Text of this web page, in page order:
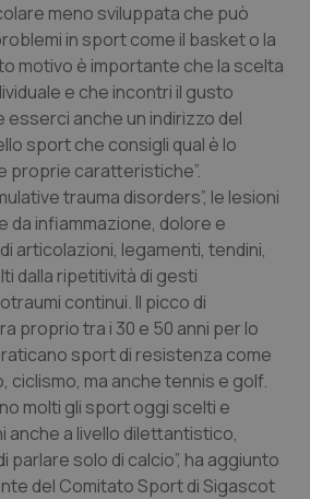
& patologie neurodegenerative
meno sviluppata che può
in sport come il basket o la
motivo è importante che la scelta
e che incontri il gusto
esserci anche un indirizzo del
sport che consigli qual è lo
proprie caratteristiche”.
trauma disorders”, le lesioni
infiammazione, dolore e
articolazioni, legamenti, tendini,
dalla ripetitività di gesti
continui. Il picco di
proprio tra i 30 e 50 anni per lo
sport di resistenza come
ciclismo, ma anche tennis e golf.
molti gli sport oggi scelti e
anche a livello dilettantistico,
solo di calcio”, ha aggiunto
del Comitato Sport di Sigascot